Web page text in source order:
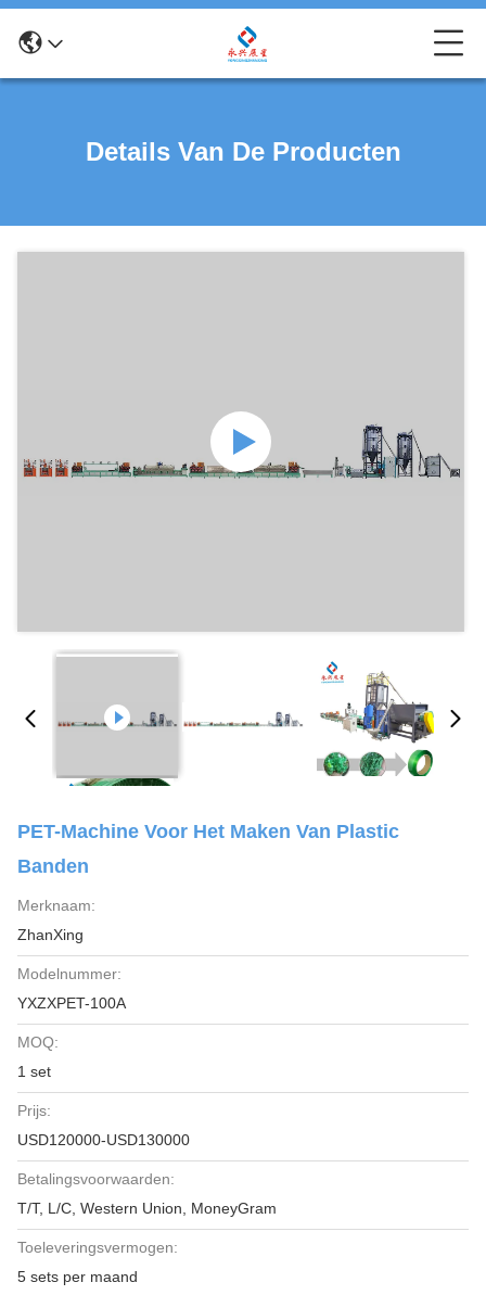
Details Van De Producten
PET-Machine Voor Het Maken Van Plastic
Banden
Merknaam:
ZhanXing
Modelnummer:
YXZXPET-100A
MOQ:
1 set
Prijs:
USD120000-USD130000
Betalingsvoorwaarden:
T/T, L/C, Western Union, MoneyGram
Toeleveringsvermogen:
5 sets per maand